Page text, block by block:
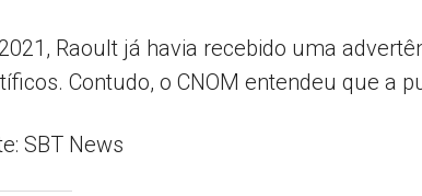
Raoult já havia recebido uma
Contudo, o CNOM entendeu que a
SBT News